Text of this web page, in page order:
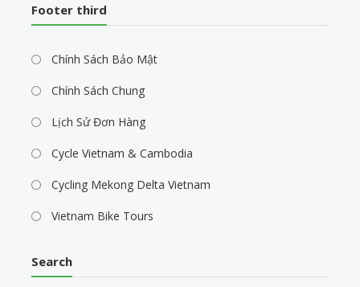
Footer third
Chính Sách Bảo Mật
Chính Sách Chung
Lịch Sử Đơn Hàng
Cycle Vietnam & Cambodia
Cycling Mekong Delta Vietnam
Vietnam Bike Tours
Search